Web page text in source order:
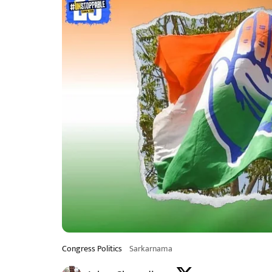
Congress Politics Sarkarnama